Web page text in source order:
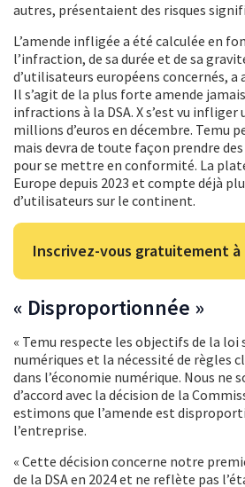
autres, présentaient des risques
L’amende infligée a été calculée en
l’infraction, de sa durée et de sa
d’utilisateurs européens concernés,
Il s’agit de la plus forte amende
infractions à la DSA. X s’est vu infliger
millions d’euros en décembre. Temu
mais devra de toute façon prendre
pour se mettre en conformité. La
Europe depuis 2023 et compte déjà
d’utilisateurs sur le continent.
Inscrivez-vous gratuitement
« Disproportionnée »
« Temu respecte les objectifs de la loi
numériques et la nécessité de règles
dans l’économie numérique. Nous ne
d’accord avec la décision de la
estimons que l’amende est
l’entreprise.
« Cette décision concerne notre
de la DSA en 2024 et ne reflète pas